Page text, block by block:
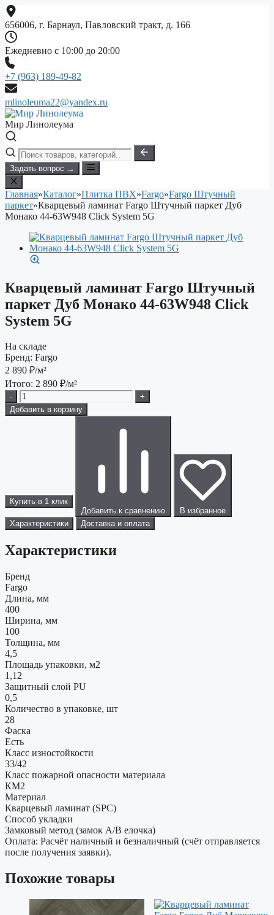
Перейти
к
содержимому
656006, г. Барнаул, Павловский тракт, д. 166
Ежедневно с 10:00 до 20:00
+7 (963) 189-49-82
mlinoleuma22@yandex.ru
Мир Линолеума
Задать вопрос →
Главная»Каталог»Плитка ПВХ»Fargo»Fargo Штучный
паркет»Кварцевый ламинат Fargo Штучный паркет Дуб
Монако 44-63W948 Click System 5G
Кварцевый ламинат Fargo Штучный
паркет Дуб Монако 44-63W948 Click
System 5G
На складе
Бренд: Fargo
2 890 ₽/м²
Итого: 2 890 ₽/м²
-
+
Добавить в корзину
Купить в 1 клик
Добавить к сравнению
В избранное
Характеристики
Доставка и оплата
Характеристики
Бренд
Fargo
Длина, мм
400
Ширина, мм
100
Толщина, мм
4,5
Площадь упаковки, м2
1,12
Защитный слой PU
0,5
Количество в упаковке, шт
28
Фаска
Есть
Класс изностойкости
33/42
Класс пожарной опасности материала
КМ2
Материал
Кварцевый ламинат (SPC)
Способ укладки
Замковый метод (замок A/B елочка)
Оплата: Расчёт наличный и безналичный (счёт отправляется
после получения заявки).
Похожие товары